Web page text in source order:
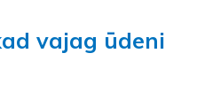
vajag ūdeni